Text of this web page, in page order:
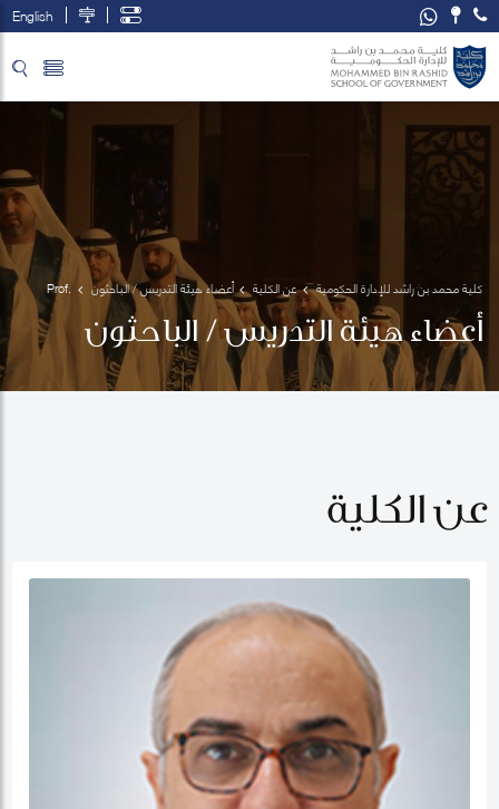
English
كلية محمد بن راشد للإدارة الحكومية عن الكلية أعضاء هيئة التدريس / الباحثون
Prof.
Khalid
Wazani
أعضاء هيئة التدريس / الباحثون
عن الكلية